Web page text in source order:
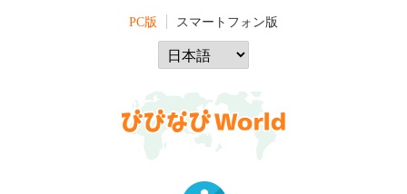
PC版 スマートフォン版